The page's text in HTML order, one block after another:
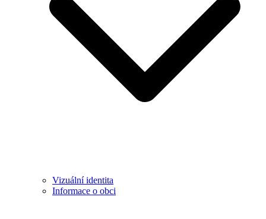
Vizuální identita
Informace o obci